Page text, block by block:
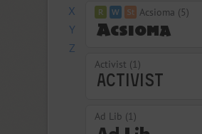
X
Y
Z
Acsioma (5)
Activist (1)
Ad Lib (1)